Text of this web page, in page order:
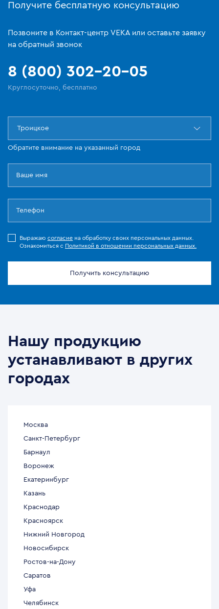
Получите бесплатную консультацию
Позвоните в Контакт-центр VEKA или оставьте заявку
на обратный звонок
8 (800) 302-20-05
Круглосуточно, бесплатно
Троицкое
Обратите внимание на указанный город
Выражаю согласие на обработку своих персональных данных.
Ознакомиться с Политикой в отношении персональных данных.
Получить консультацию
Нашу продукцию
устанавливают в других
городах
Москва
Санкт-Петербург
Барнаул
Воронеж
Екатеринбург
Казань
Краснодар
Красноярск
Нижний Новгород
Новосибирск
Ростов-на-Дону
Саратов
Уфа
Челябинск